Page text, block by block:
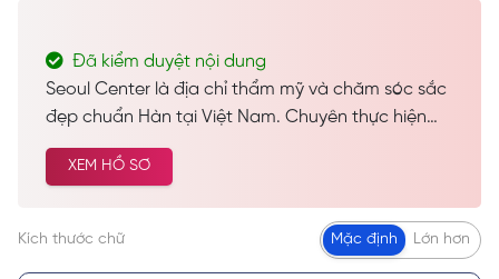
Đã kiểm duyệt nội dung
Seoul Center là địa chỉ thẩm mỹ và chăm sóc sắc
đẹp chuẩn Hàn tại Việt Nam. Chuyên thực hiện
các dịch vụ spa làm đẹp, chăm sóc da công nghệ
cao… Được nhiều khách hàng tin tưởng và lựa
XEM HỒ SƠ
Kích thước chữ Mặc định Lớn hơn